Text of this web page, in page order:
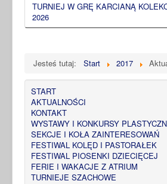
TURNIEJ W GRĘ KARCIANĄ
2026
Jesteś tutaj: Start 2017
START
AKTUALNOŚCI
KONTAKT
WYSTAWY I KONKURSY
SEKCJE I KOŁA ZAINTERESOWAŃ
FESTIWAL KOLĘD I PASTORAŁEK
FESTIWAL PIOSENKI DZIECIĘCEJ
FERIE I WAKACJE Z ATRIUM
TURNIEJE SZACHOWE